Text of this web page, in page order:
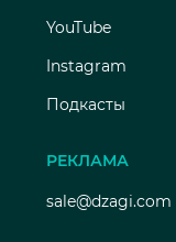
YouTube
Instagram
Подкасты
РЕКЛАМА
sale@dzagi.com